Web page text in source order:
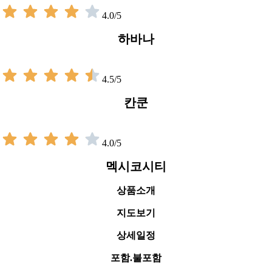
4.0/5
하바나
4.5/5
칸쿤
4.0/5
멕시코시티
상품소개
지도보기
상세일정
포함.불포함